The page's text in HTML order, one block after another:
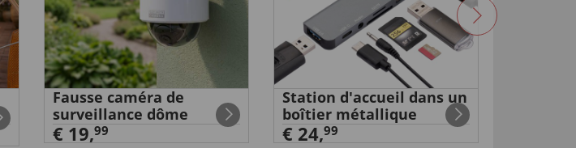
Fausse caméra de
surveillance dôme
€ 19,99
Station d'accueil dans un
boîtier métallique
€ 24,99